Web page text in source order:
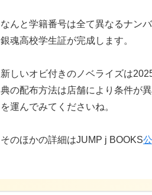
なんと学籍番号は全て異なるナン
銀魂高校学生証が完成します。
新しいオビ付きのノベライズは
典の配布方法は店舗により条件が
を運んでみてくださいね。
そのほかの詳細はJUMP j BOOKS